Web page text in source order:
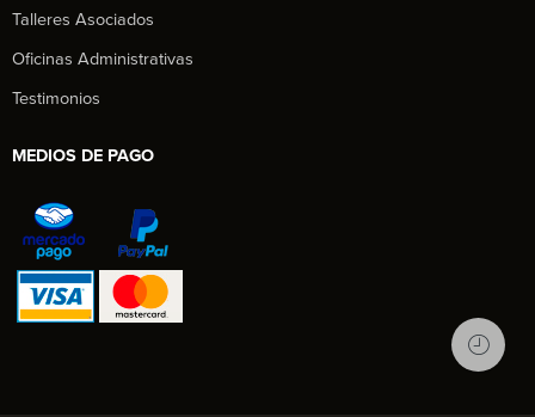
Talleres Asociados
Oficinas Administrativas
Testimonios
MEDIOS DE PAGO